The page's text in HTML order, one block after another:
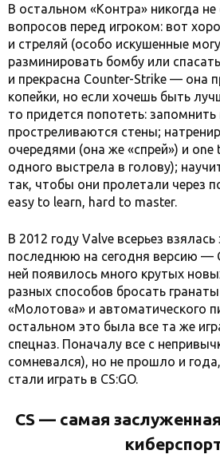
В остальном «Контра» никогда
вопросов перед игроком: вот
и стреляй (особо искушенные
разминировать бомбу или
и прекрасна Counter-Strike — она
копейки, но если хочешь быть
то придется попотеть: запомнить
простреливаются стены;
очередями (она же «спрей») и one
одного выстрела в голову);
так, чтобы они пролетали через
easy to learn, hard to master.
В 2012 году Valve всерьез
последнюю на сегодня версию —
ней появилось много крутых
разных способов бросать
«Молотова» и автоматического
остальном это была все та же
спецназ. Поначалу все с
сомневался), но не прошло и
стали играть в CS:GO.
CS — самая